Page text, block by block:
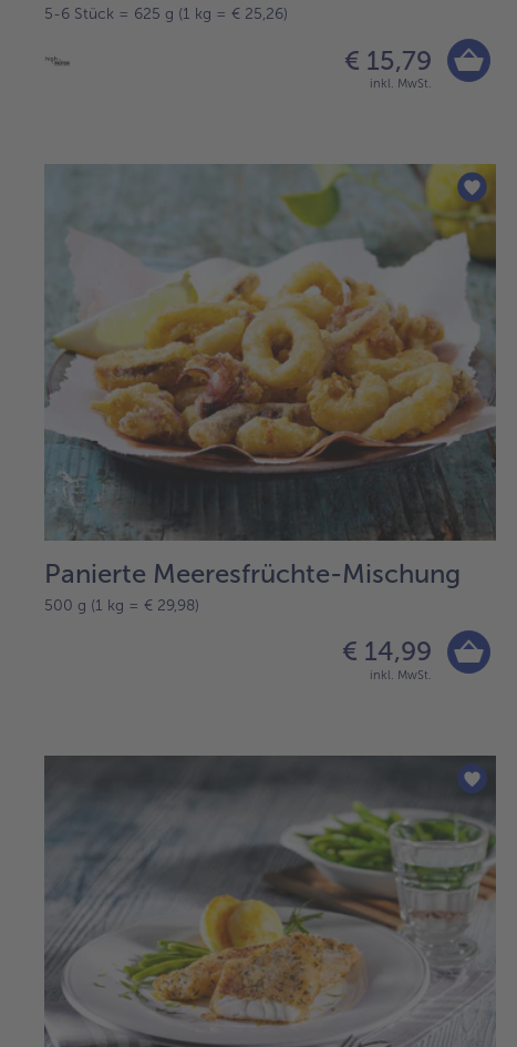
5-6 Stück = 625 g (1 kg = € 25,26)
€ 15,79
inkl. MwSt.
Panierte Meeresfrüchte-Mischung
500 g (1 kg = € 29,98)
€ 14,99
inkl. MwSt.